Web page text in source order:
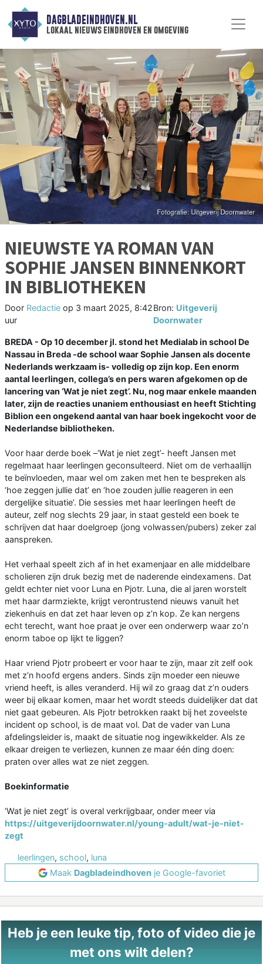
DAGBLADEINDHOVEN.NL
lokaal nieuws eindhoven en omgeving
NIEUWSTE YA ROMAN VAN
SOPHIE JANSEN BINNENKORT
IN BIBLIOTHEKEN
Door Redactie op 3 maart 2025, 8:42
uur
Bron: Uitgeverij
Doornwater
BREDA - Op 10 december jl. stond het Medialab in school De
Nassau in Breda -de school waar Sophie Jansen als docente
Nederlands werkzaam is- volledig op zijn kop. Een enorm
aantal leerlingen, collega’s en pers waren afgekomen op de
lancering van ‘Wat je niet zegt’. Nu, nog maar enkele maanden
later, zijn de reacties unaniem enthousiast en heeft Stichting
Biblion een ongekend aantal van haar boek ingekocht voor de
Nederlandse bibliotheken.
Voor haar derde boek –‘Wat je niet zegt’- heeft Jansen met
regelmaat haar leerlingen geconsulteerd. Niet om de verhaallijn
te beïnvloeden, maar wel om zaken met hen te bespreken als
‘hoe zeggen jullie dat’ en ‘hoe zouden jullie reageren in een
dergelijke situatie’. Die sessies met haar leerlingen heeft de
auteur, zelf nog slechts 29 jaar, in staat gesteld een boek te
schrijven dat haar doelgroep (jong volwassen/pubers) zeker zal
aanspreken.
Het verhaal speelt zich af in het examenjaar en alle middelbare
scholieren zijn druk bezig met de naderende eindexamens. Dat
geldt echter niet voor Luna en Pjotr. Luna, die al jaren worstelt
met haar darmziekte, krijgt verontrustend nieuws vanuit het
ziekenhuis en dat zet haar leven op z’n kop. Ze kan nergens
echt terecht, want hoe praat je over een onderwerp waar zo’n
enorm taboe op lijkt te liggen?
Haar vriend Pjotr probeert er voor haar te zijn, maar zit zelf ook
met z’n hoofd ergens anders. Sinds zijn moeder een nieuwe
vriend heeft, is alles veranderd. Hij wil zo graag dat z’n ouders
weer bij elkaar komen, maar het wordt steeds duidelijker dat dat
niet gaat gebeuren. Als Pjotr betrokken raakt bij het zoveelste
incident op school, is de maat vol. Dat de vader van Luna
afdelingsleider is, maakt de situatie nog ingewikkelder. Als ze
elkaar dreigen te verliezen, kunnen ze maar één ding doen:
praten over alles wat ze niet zeggen.
Boekinformatie
‘Wat je niet zegt’ is overal verkrijgbaar, onder meer via
https://uitgeverijdoornwater.nl/young-adult/wat-je-niet-
zegt
leerlingen, school, luna
Maak Dagbladeindhoven je Google-favoriet
Heb je een leuke tip, foto of video die je
met ons wilt delen?